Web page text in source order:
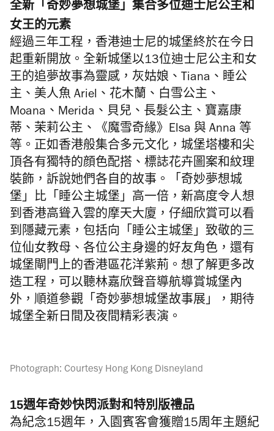
全新「奇妙夢想城堡」集合多位迪士尼公主和
女王的元素
經過三年工程，香港迪士尼的城堡終於在今日
起重新開放。全新城堡以13位迪士尼公主和女
王的追夢故事為靈感，灰姑娘、Tiana、睡公
主、美人魚 Ariel、花木蘭、白雪公主、
Moana、Merida、貝兒、長髮公主、寶嘉康
蒂、茉莉公主、《魔雪奇緣》Elsa 與 Anna 等
等。正如香港般集合多元文化，城堡塔樓和尖
頂各有獨特的顔色配搭、標誌花卉圖案和紋理
裝飾，訴說她們各自的故事。「奇妙夢想城
堡」比「睡公主城堡」高一倍，新高度令人想
到香港高聳入雲的摩天大廈，仔細欣賞可以看
到隱藏元素，包括向「睡公主城堡」致敬的三
位仙女教母、各位公主身邊的好友角色，還有
城堡閘門上的香港區花洋紫荊。想了解更多改
造工程，可以聽林嘉欣聲音導航導賞城堡內
外，順道參觀「奇妙夢想城堡故事展」，期待
城堡全新日間及夜間精彩表演。
Photograph: Courtesy Hong Kong Disneyland
15週年奇妙快閃派對和特別版禮品
為紀念15週年，入園賓客會獲贈15周年主題紀